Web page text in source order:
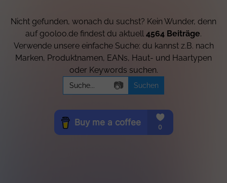
Nicht gefunden, wonach du suchst? Kein Wunder, denn
auf gooloo.de findest du aktuell 4564 Beiträge.
Verwende unsere einfache Suche: du kannst z.B. nach
Marken, Produktnamen, EANs, Haut- und Haartypen
oder Keywords suchen.
Search
for:
📷